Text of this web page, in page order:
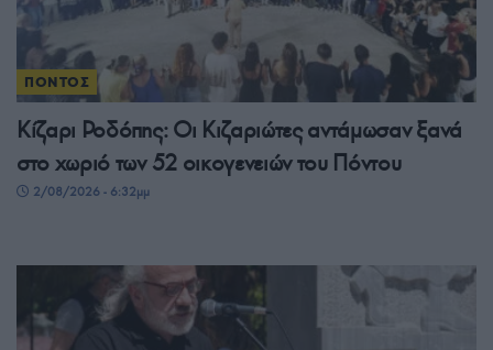
ΠΟΝΤΟΣ
Κίζαρι Ροδόπης: Οι Κιζαριώτες αντάμωσαν ξανά
στο χωριό των 52 οικογενειών του Πόντου
2/08/2026 - 6:32μμ